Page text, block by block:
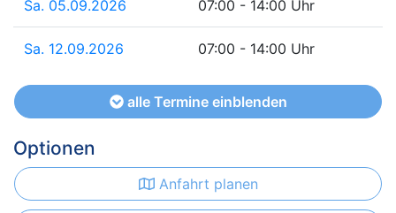
Sa. 05.09.2026 07:00 - 14:00 Uhr
Sa. 12.09.2026 07:00 - 14:00 Uhr
alle Termine einblenden
Optionen
Anfahrt planen